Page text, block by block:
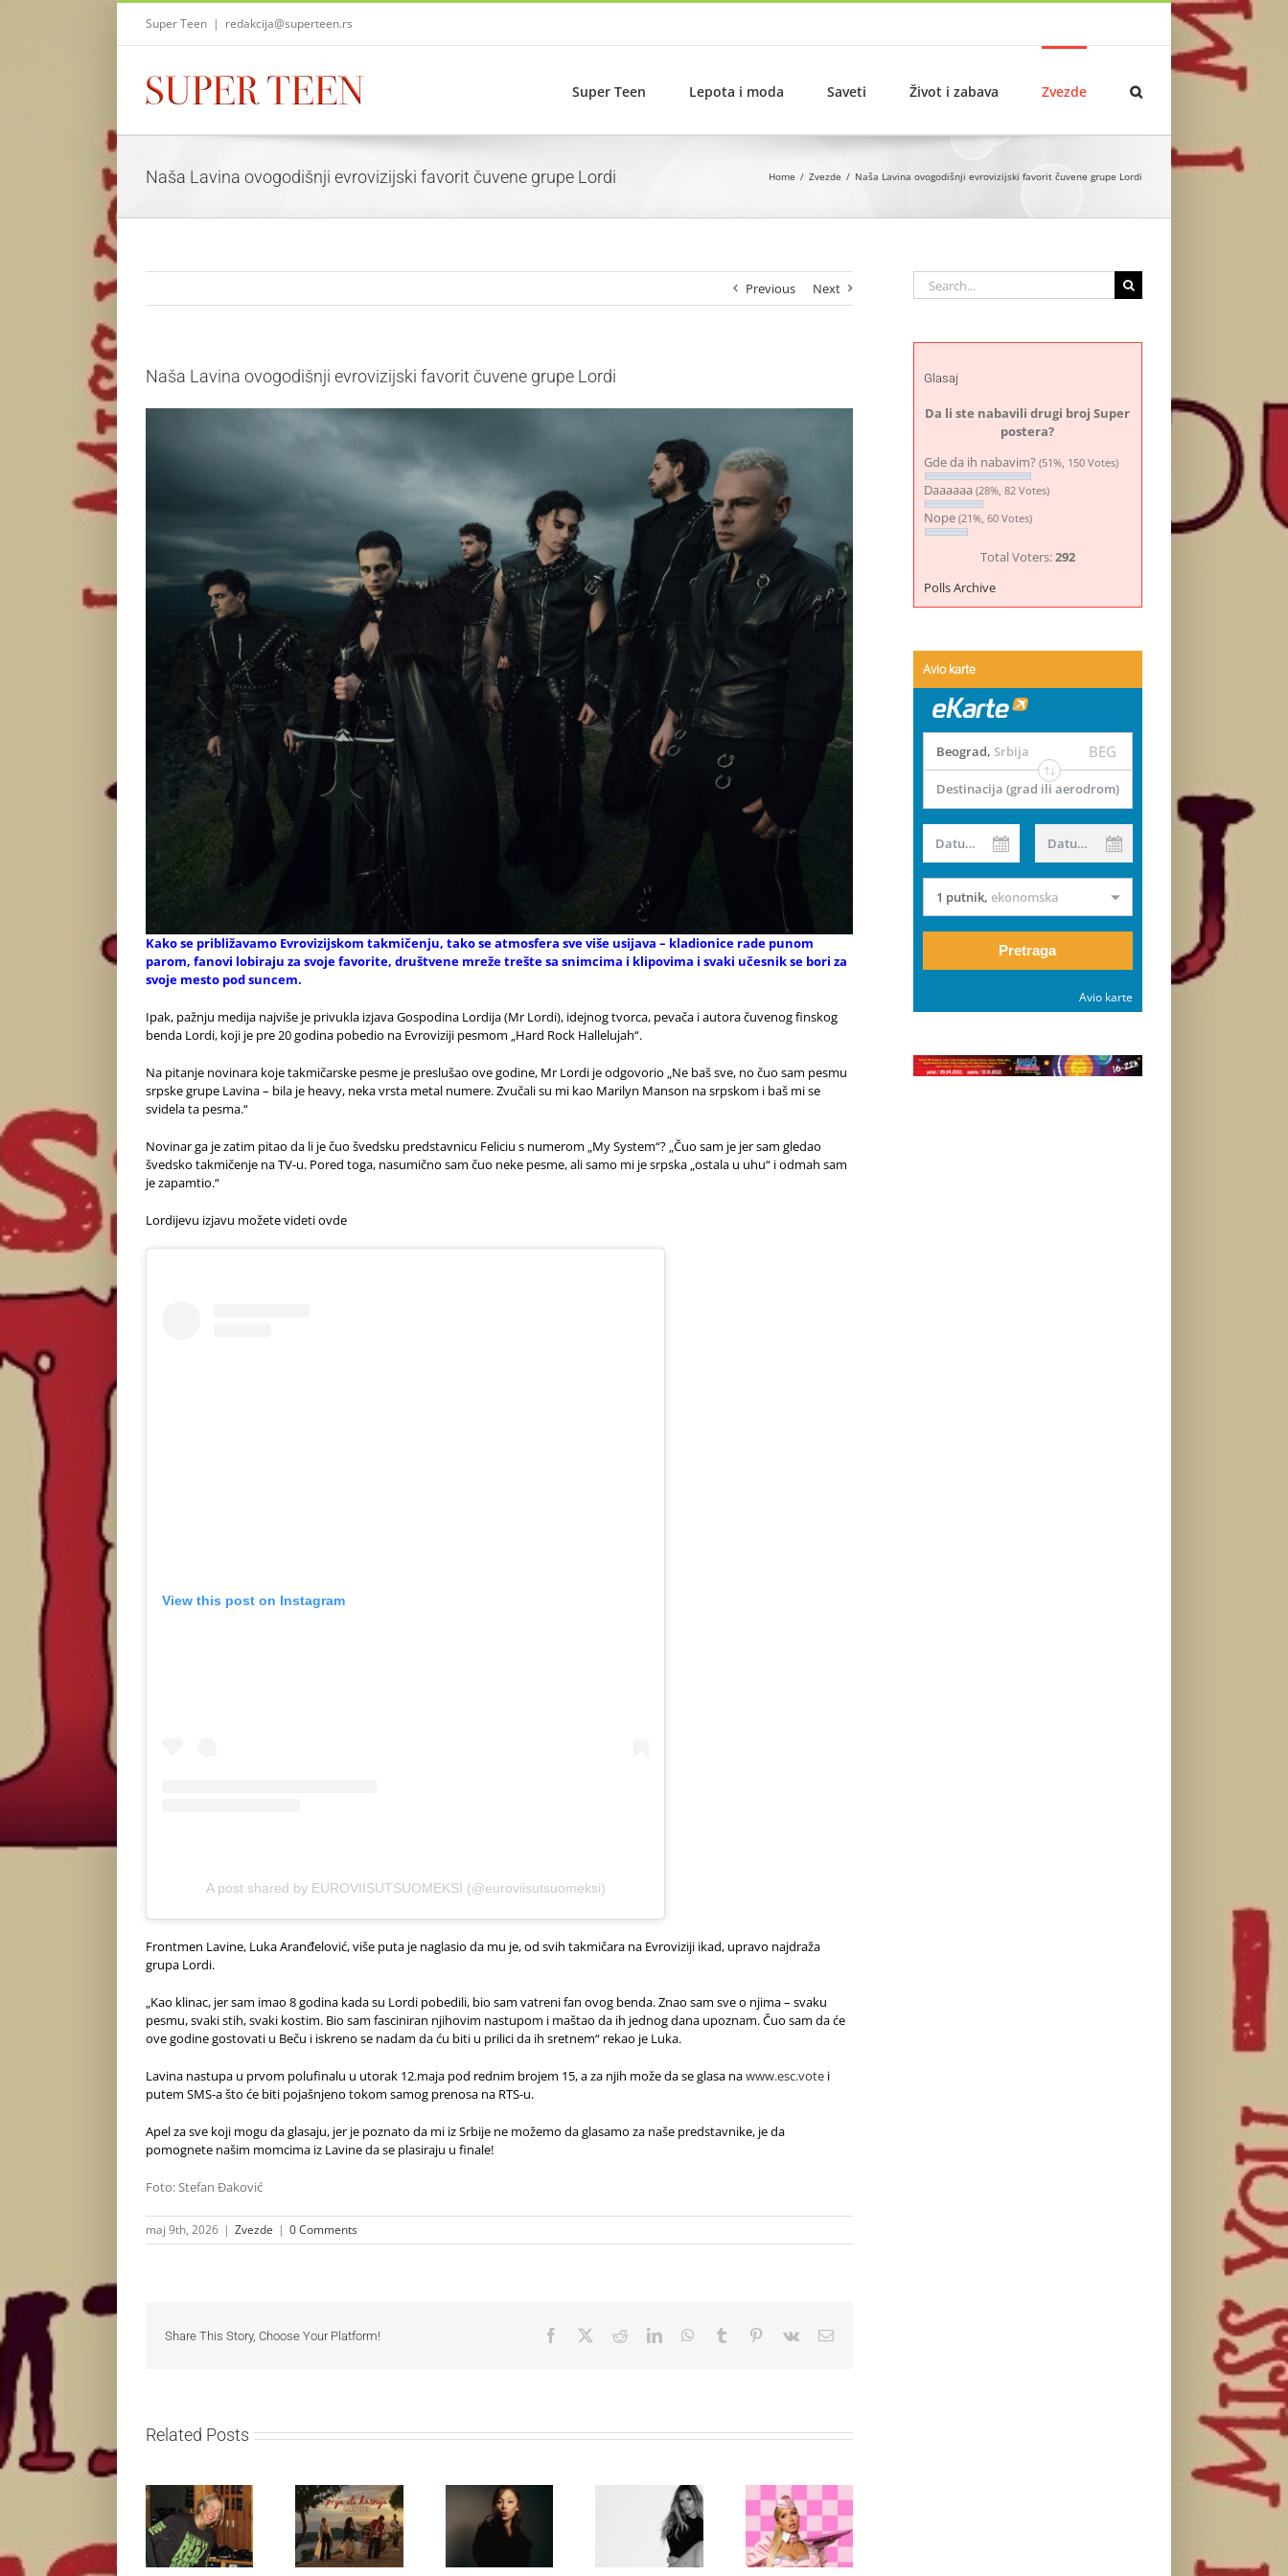
Super Teen | redakcija@superteen.rs
Super Teen Lepota i moda Saveti Život i zabava Zvezde
Naša Lavina ovogodišnji evrovizijski favorit čuvene grupe Lordi Home Zvezde Naša Lavina ovogodišnji evrovizijski favorit čuvene grupe Lordi
Previous Next
Naša Lavina ovogodišnji evrovizijski favorit čuvene grupe Lordi
Kako se približavamo Evrovizijskom takmičenju, tako se atmosfera sve više usijava – kladionice rade punom
parom, fanovi lobiraju za svoje favorite, društvene mreže trešte sa snimcima i klipovima i svaki učesnik se bori za
svoje mesto pod suncem.
Ipak, pažnju medija najviše je privukla izjava Gospodina Lordija (Mr Lordi), idejnog tvorca, pevača i autora čuvenog finskog
benda Lordi, koji je pre 20 godina pobedio na Evroviziji pesmom „Hard Rock Hallelujah“.
Na pitanje novinara koje takmičarske pesme je preslušao ove godine, Mr Lordi je odgovorio „Ne baš sve, no čuo sam pesmu
srpske grupe Lavina – bila je heavy, neka vrsta metal numere. Zvučali su mi kao Marilyn Manson na srpskom i baš mi se
svidela ta pesma.“
Novinar ga je zatim pitao da li je čuo švedsku predstavnicu Feliciu s numerom „My System“? „Čuo sam je jer sam gledao
švedsko takmičenje na TV-u. Pored toga, nasumično sam čuo neke pesme, ali samo mi je srpska „ostala u uhu“ i odmah sam
je zapamtio.“
Lordijevu izjavu možete videti ovde
View this post on Instagram
A post shared by EUROVIISUTSUOMEKSI (@euroviisutsuomeksi)
Frontmen Lavine, Luka Aranđelović, više puta je naglasio da mu je, od svih takmičara na Evroviziji ikad, upravo najdraža
grupa Lordi.
„Kao klinac, jer sam imao 8 godina kada su Lordi pobedili, bio sam vatreni fan ovog benda. Znao sam sve o njima – svaku
pesmu, svaki stih, svaki kostim. Bio sam fasciniran njihovim nastupom i maštao da ih jednog dana upoznam.Čuo sam da će
ove godine gostovati u Beču i iskreno se nadam da ću biti u prilici da ih sretnem“ rekao je Luka.
Lavina nastupa u prvom polufinalu u utorak 12.maja pod rednim brojem 15, a za njih može da se glasa nawww.esc.vote i
putem SMS-a što će biti pojašnjeno tokom samog prenosa na RTS-u.
Apel za sve koji mogu da glasaju, jer je poznato da mi iz Srbije ne možemo da glasamo za naše predstavnike, je da
pomognete našim momcima iz Lavine da se plasiraju u finale!
Foto: Stefan Đaković
maj 9th, 2026 | Zvezde | 0 Comments
Share This Story, Choose Your Platform! Facebook RedditLinkedInWhatsApp
Tumblr Pinterest
Vk Email
Related Posts
Ellie Goulding
otkriva nežniju
stranu novim
Silente
objavio novi
Ariana Grande
objavila singl
„Matadora“ i
najavila novi
album „No Me
Paris Hilton
ponovo u ulozi
„Gloss Boss“
u kampanji
NYX
Search
for:
Glasaj
Da li ste nabavili drugi broj Super
postera?
Gde da ih nabavim? (51%, 150 Votes)
Daaaaaa (28%, 82 Votes)
Nope (21%, 60 Votes)
Total Voters:292
Polls Archive
Avio karte
Beograd, Srbija BEG
Destinacija (grad ili aerodrom)
Datum od Datum do
1 putnik, ekonomska
Pretraga
Avio karte